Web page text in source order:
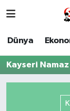
Dünya
Kayseri
Dünya
Ekonomi
İzmir
İzmir Hava